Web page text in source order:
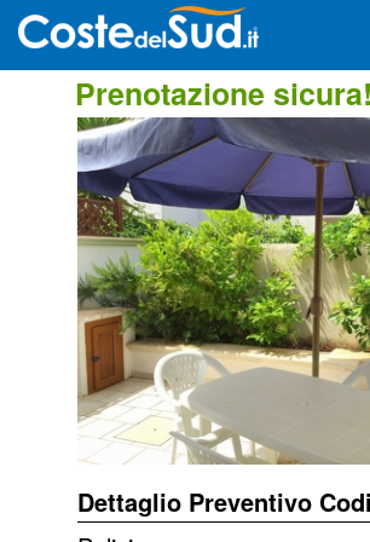
Prenotazione sicura!
Dettaglio Preventivo